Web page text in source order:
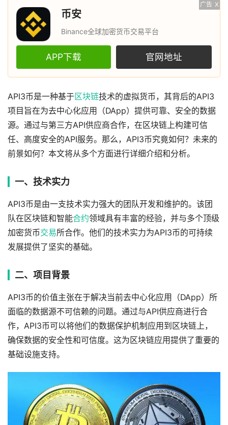
广告 X
币安
Binance全球加密货币交易平台
APP下载 官网地址
API3币是一种基于区块链技术的虚拟货币，其背后的API3
项目旨在为去中心化应用（DApp）提供可靠、安全的数据
源。通过与第三方API供应商合作，在区块链上构建可信
任、高度安全的API服务。那么，API3币究竟如何？未来的
前景如何？本文将从多个方面进行详细介绍和分析。
一、技术实力
API3币是由一支技术实力强大的团队开发和维护的。该团
队在区块链和智能合约领域具有丰富的经验，并与多个顶级
加密货币交易所合作。他们的技术实力为API3币的可持续
发展提供了坚实的基础。
二、项目背景
API3币的价值主张在于解决当前去中心化应用（DApp）所
面临的数据源不可信赖的问题。通过与API供应商进行合
作，API3币可以将他们的数据保护机制应用到区块链上，
确保数据的安全性和可信度。这为区块链应用提供了重要的
基础设施支持。